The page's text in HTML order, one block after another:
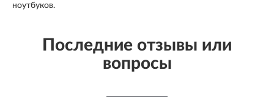
ноутбуков.
Последние отзывы или
вопросы